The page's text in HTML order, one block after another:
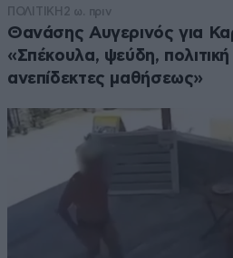
ΠΟΛΙΤΙΚΗ 2 ω. πριν
Θανάσης Αυγερινός για
«Σπέκουλα, ψεύδη, πολιτική
ανεπίδεκτες μαθήσεως»